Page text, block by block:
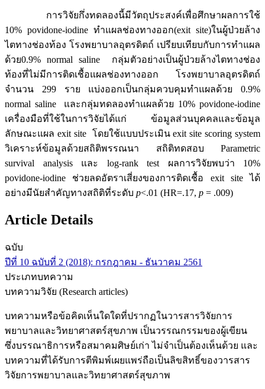
การวิจัยกึ่งทดลองนี้มีวัตถุประสงค์เพื่อศึกษาผลการใช้
10% povidone-iodine ทำแผลช่องทางออก(exit site)ในผู้ป่วยล้าง
ไตทางช่องท้อง โรงพยาบาลอุตรดิตถ์ เปรียบเทียบกับการทำแผล
ด้วย0.9% normal saline กลุ่มตัวอย่างเป็นผู้ป่วยล้างไตทางช่อง
ท้องที่ไม่มีการติดเชื้อแผลช่องทางออก โรงพยาบาลอุตรดิตถ์
จำนวน 299 ราย แบ่งออกเป็นกลุ่มควบคุมทำแผลด้วย 0.9%
normal saline และกลุ่มทดลองทำแผลด้วย 10% povidone-iodine
เครื่องมือที่ใช้ในการวิจัยได้แก่ ข้อมูลส่วนบุคคลและข้อมูล
ลักษณะแผล exit site โดยใช้แบบประเมิน exit site scoring system
วิเคราะห์ข้อมูลด้วยสถิติพรรณนา สถิติทดสอบ Parametric
survival analysis และ log-rank test ผลการวิจัยพบว่า 10%
povidone-iodine ช่วยลดอัตราเสี่ยงของการติดเชื้อ exit site ได้
อย่างมีนัยสำคัญทางสถิติที่ระดับ p<.01 (HR=.17, p = .009)
Article Details
ฉบับ
ปีที่ 10 ฉบับที่ 2 (2018): กรกฎาคม - ธันวาคม 2561
ประเภทบทความ
บทความวิจัย (Research articles)
บทความหรือข้อคิดเห็นใดใดที่ปรากฏในวารสารวิจัยการ
พยาบาลและวิทยาศาสตร์สุขภาพ เป็นวรรณกรรมของผู้เขียน
ซึ่งบรรณาธิการหรือสมาคมศิษย์เก่า ไม่จำเป็นต้องเห็นด้วย และ
บทความที่ได้รับการตีพิมพ์เผยแพร่ถือเป็นลิขสิทธิ์ของวารสาร
วิจัยการพยาบาลและวิทยาศาสตร์สุขภาพ